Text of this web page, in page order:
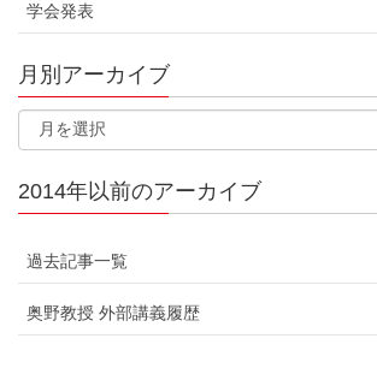
学会発表
月別アーカイブ
2014年以前のアーカイブ
過去記事一覧
奥野教授 外部講義履歴